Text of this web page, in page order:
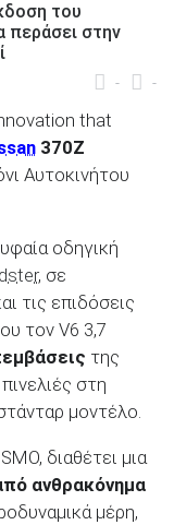
του
περάσει στην
- -
that
370Z
Αυτοκινήτου
οδηγική
, σε
τις επιδόσεις
τον V6 3,7
της
στη
μοντέλο.
διαθέτει μια
ανθρακόνημα
μέρη,